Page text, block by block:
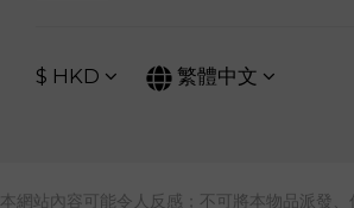
$ HKD 繁體中文
本網站內容可能令人反感；不可將本物品派發